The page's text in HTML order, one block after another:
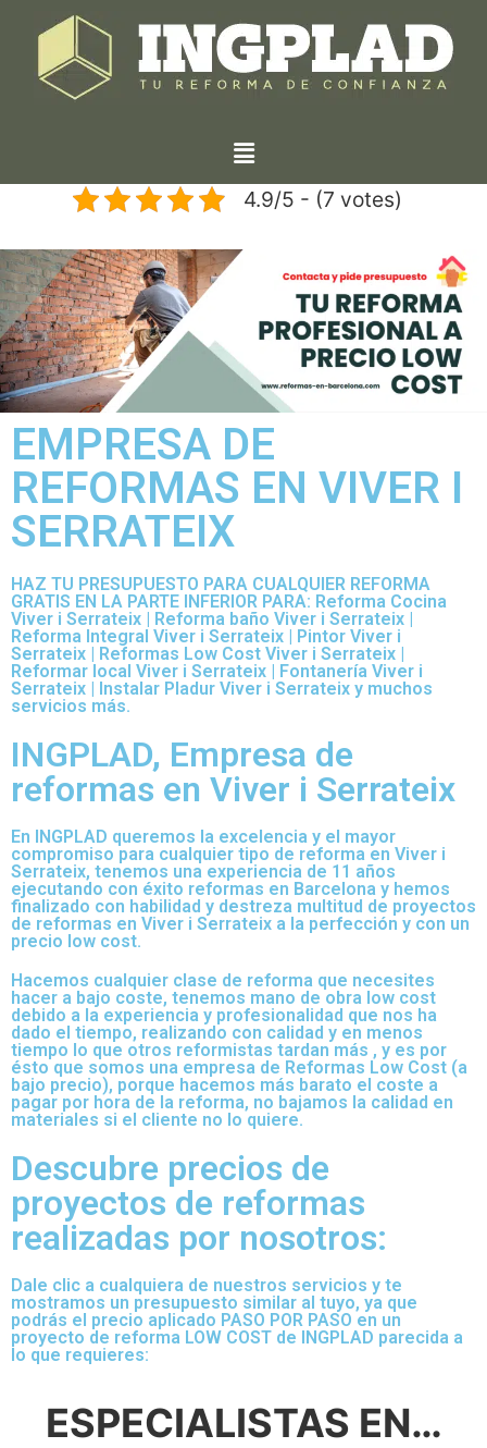
4.9/5 - (7 votes)
EMPRESA DE
REFORMAS EN VIVER I
SERRATEIX
HAZ TU PRESUPUESTO PARA CUALQUIER REFORMA
GRATIS EN LA PARTE INFERIOR PARA: Reforma Cocina
Viver i Serrateix | Reforma baño Viver i Serrateix |
Reforma Integral Viver i Serrateix | Pintor Viver i
Serrateix | Reformas Low Cost Viver i Serrateix |
Reformar local Viver i Serrateix | Fontanería Viver i
Serrateix | Instalar Pladur Viver i Serrateix y muchos
servicios más.
INGPLAD, Empresa de
reformas en Viver i Serrateix
En INGPLAD queremos la excelencia y el mayor
compromiso para cualquier tipo de reforma en Viver i
Serrateix, tenemos una experiencia de 11 años
ejecutando con éxito reformas en Barcelona y hemos
finalizado con habilidad y destreza multitud de proyectos
de reformas en Viver i Serrateix a la perfección y con un
precio low cost.
Hacemos cualquier clase de reforma que necesites
hacer a bajo coste, tenemos mano de obra low cost
debido a la experiencia y profesionalidad que nos ha
dado el tiempo, realizando con calidad y en menos
tiempo lo que otros reformistas tardan más , y es por
ésto que somos una empresa de Reformas Low Cost (a
bajo precio), porque hacemos más barato el coste a
pagar por hora de la reforma, no bajamos la calidad en
materiales si el cliente no lo quiere.
Descubre precios de
proyectos de reformas
realizadas por nosotros:
Dale clic a cualquiera de nuestros servicios y te
mostramos un presupuesto similar al tuyo, ya que
podrás el precio aplicado PASO POR PASO en un
proyecto de reforma LOW COST de INGPLAD parecida a
lo que requieres:
ESPECIALISTAS EN…